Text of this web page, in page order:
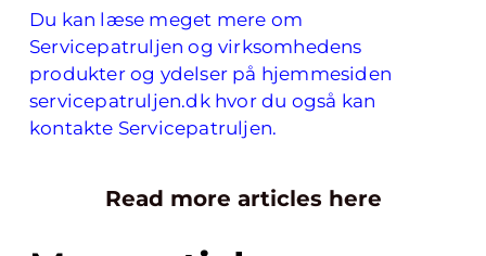
Du kan læse meget mere om
Servicepatruljen og virksomhedens
produkter og ydelser på hjemmesiden
servicepatruljen.dk hvor du også kan
kontakte Servicepatruljen.
Read more articles here